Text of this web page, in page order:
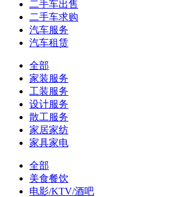
二手车出售
二手车求购
汽车服务
汽车租赁
全部
家装服务
工装服务
设计服务
散工服务
家居家纺
家具家电
全部
美食餐饮
电影/KTV/酒吧